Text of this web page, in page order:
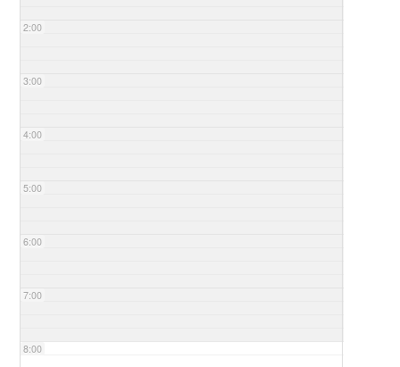
2:00
3:00
4:00
5:00
6:00
7:00
8:00